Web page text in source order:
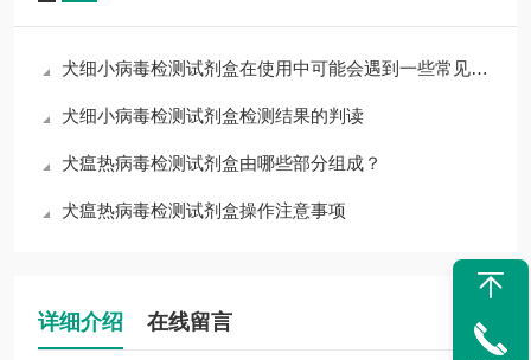
犬细小病毒检测试剂盒在使用中可能会遇到一些常见问题
犬细小病毒检测试剂盒检测结果的判读
犬瘟热病毒检测试剂盒由哪些部分组成？
犬瘟热病毒检测试剂盒操作注意事项
详细介绍 在线留言